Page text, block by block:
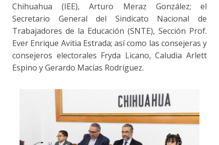
Chihuahua (IEE), Arturo Meraz González; el
Secretario General del Sindicato Nacional de
Trabajadores de la Educación (SNTE), Sección Prof.
Ever Enrique Avitia Estrada; así como las consejeras y
consejeros electorales Fryda Licano, Caludia Arlett
Espino y Gerardo Macías Rodríguez.